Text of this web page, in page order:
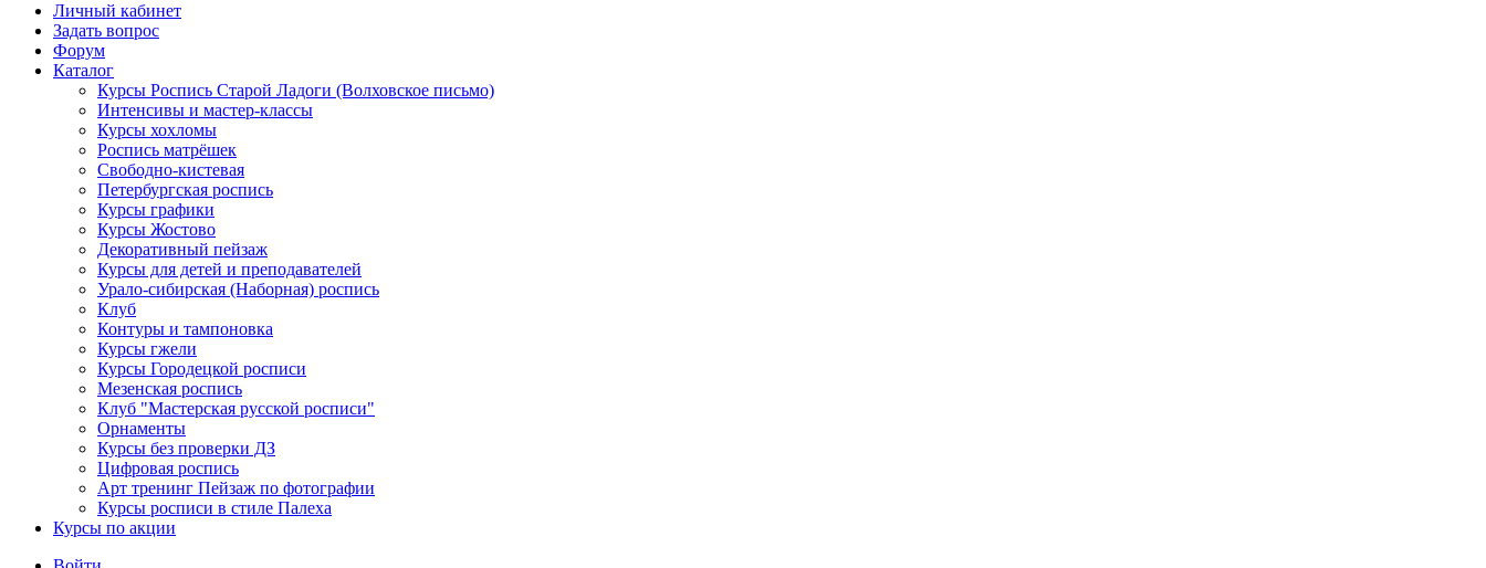
Личный кабинет
Задать вопрос
Форум
Каталог
Курсы Роспись Старой Ладоги (Волховское письмо)
Интенсивы и мастер-классы
Курсы хохломы
Роспись матрёшек
Свободно-кистевая
Петербургская роспись
Курсы графики
Курсы Жостово
Декоративный пейзаж
Курсы для детей и преподавателей
Урало-сибирская (Наборная) роспись
Клуб
Контуры и тампоновка
Курсы гжели
Курсы Городецкой росписи
Мезенская роспись
Клуб "Мастерская русской росписи"
Орнаменты
Курсы без проверки ДЗ
Цифровая роспись
Арт тренинг Пейзаж по фотографии
Курсы росписи в стиле Палеха
Курсы по акции